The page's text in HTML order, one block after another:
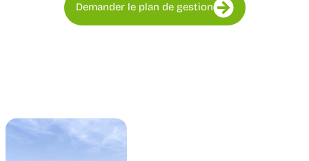
Demander le plan de gestion